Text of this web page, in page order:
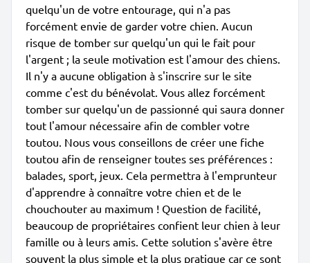
quelqu'un de votre entourage, qui n'a pas
forcément envie de garder votre chien. Aucun
risque de tomber sur quelqu'un qui le fait pour
l'argent ; la seule motivation est l'amour des chiens.
Il n'y a aucune obligation à s'inscrire sur le site
comme c'est du bénévolat. Vous allez forcément
tomber sur quelqu'un de passionné qui saura donner
tout l'amour nécessaire afin de combler votre
toutou. Nous vous conseillons de créer une fiche
toutou afin de renseigner toutes ses préférences :
balades, sport, jeux. Cela permettra à l'emprunteur
d'apprendre à connaître votre chien et de le
chouchouter au maximum ! Question de facilité,
beaucoup de propriétaires confient leur chien à leur
famille ou à leurs amis. Cette solution s'avère être
souvent la plus simple et la plus pratique car ce sont